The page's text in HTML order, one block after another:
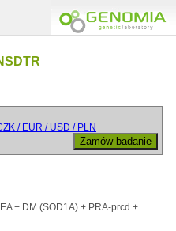
/ EUR / USD / PLN
+ DM (SOD1A) + PRA-prcd +